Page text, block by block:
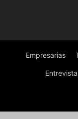
Empresarias